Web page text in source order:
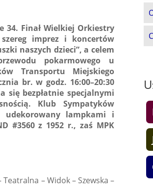
34. Finał Wielkiej Orkiestry
imprez i koncertów
naszych dzieci”, a celem
pokarmowego u
Transportu Miejskiego
br. w godz. 16:00–20:30
się bezpłatnie specjalnymi
Klub Sympatyków
udekorowany lampkami i
#3560 z 1952 r., zaś MPK
Teatralna – Widok – Szewska –